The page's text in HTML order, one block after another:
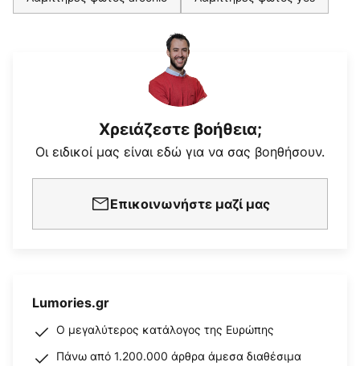
Χρειάζεστε βοήθεια;
Οι ειδικοί μας είναι εδώ για να σας βοηθήσουν.
Επικοινωνήστε μαζί μας
Lumories.gr
Ο μεγαλύτερος κατάλογος της Ευρώπης
Πάνω από 1.200.000 άρθρα άμεσα διαθέσιμα